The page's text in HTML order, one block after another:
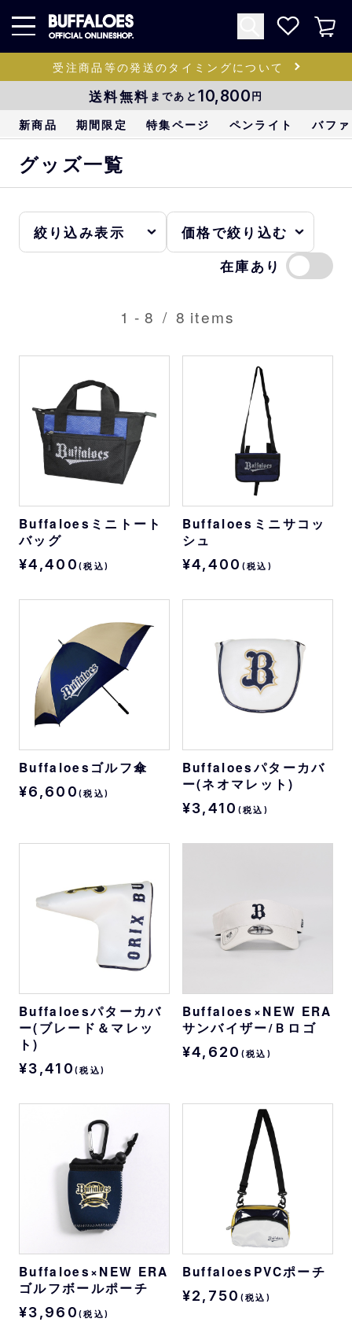
受注商品等の発送のタイミングについて
送料無料 まであと 10,800円
新商品 期間限定 特集ページ ペンライト バフ
グッズ一覧
在庫あり
1 - 8 / 8 items
Buffaloesミニトート
バッグ
¥4,400 (税込)
Buffaloesミニサコッ
シュ
¥4,400 (税込)
Buffaloesゴルフ傘
¥6,600 (税込)
Buffaloesパターカバ
ー(ネオマレット)
¥3,410 (税込)
Buffaloesパターカバ
ー(ブレード＆マレッ
ト)
¥3,410 (税込)
Buffaloes×NEW ERA
サンバイザー/Ｂロゴ
¥4,620 (税込)
Buffaloes×NEW ERA
ゴルフボールポーチ
¥3,960 (税込)
BuffaloesPVCポーチ
¥2,750 (税込)